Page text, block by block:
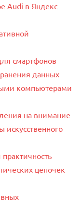
Audi в Яндекс
смартфонов
данных
компьютерами
на внимание
искусственного
цепочек